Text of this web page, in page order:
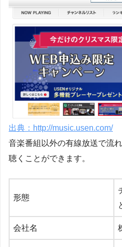
出典：http://music.usen.com/
音楽番組以外の有線放送で流
聴くことができます。
形態
会社名